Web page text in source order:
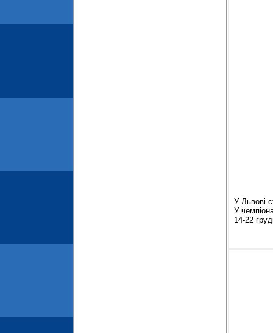
У Львові
У
14-22